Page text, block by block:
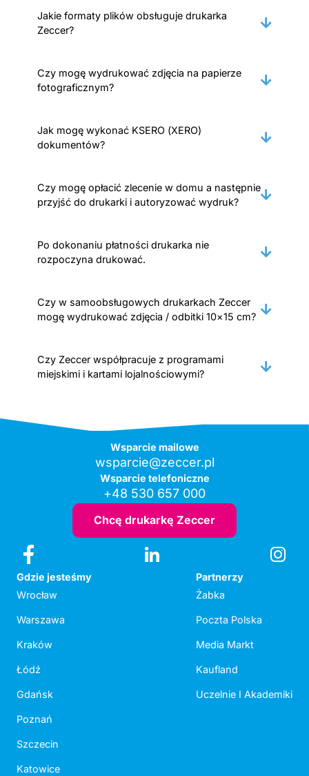
Jakie formaty plików obsługuje drukarka
Zeccer?
Czy mogę wydrukować zdjęcia na papierze
fotograficznym?
Jak mogę wykonać KSERO (XERO)
dokumentów?
Czy mogę opłacić zlecenie w domu a następnie
przyjść do drukarki i autoryzować wydruk?
Po dokonaniu płatności drukarka nie
rozpoczyna drukować.
Czy w samoobsługowych drukarkach Zeccer
mogę wydrukować zdjęcia / odbitki 10×15 cm?
Czy Zeccer współpracuje z programami
miejskimi i kartami lojalnościowymi?
Wsparcie mailowe
wsparcie@zeccer.pl
Wsparcie telefoniczne
+48 530 657 000
Chcę drukarkę Zeccer
Gdzie jesteśmy
Wrocław
Warszawa
Kraków
Łódź
Gdańsk
Poznań
Szczecin
Katowice
Partnerzy
Żabka
Poczta Polska
Media Markt
Kaufland
Uczelnie I Akademiki